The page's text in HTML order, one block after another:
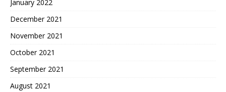
January 2022
December 2021
November 2021
October 2021
September 2021
August 2021